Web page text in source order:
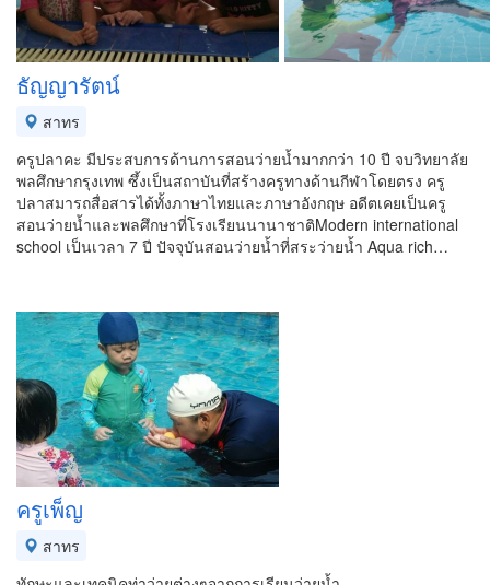
ธัญญารัตน์
สาทร
ครูปลาคะ มีประสบการด้านการสอนว่ายน้ำมากกว่า 10 ปี จบวิทยาลัย
พลศึกษากรุงเทพ ซึ้งเป็นสถาบันที่สร้างครูทางด้านกีฬาโดยตรง ครู
ปลาสมารถสื่อสารได้ทั้งภาษาไทยและภาษาอังกฤษ อดีตเคยเป็นครู
สอนว่ายน้ำและพลศึกษาที่โรงเรียนนานาชาติModern international
school เป็นเวลา 7 ปี ปัจจุบันสอนว่ายน้ำที่สระว่ายน้ำ Aqua rich…
ครูเพ็ญ
สาทร